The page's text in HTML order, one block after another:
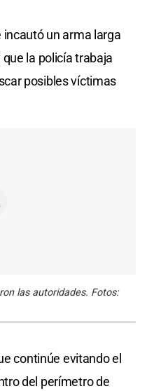
incautó un arma larga
la policía trabaja
posibles víctimas
las autoridades. Fotos:
continúe evitando el
del perímetro de